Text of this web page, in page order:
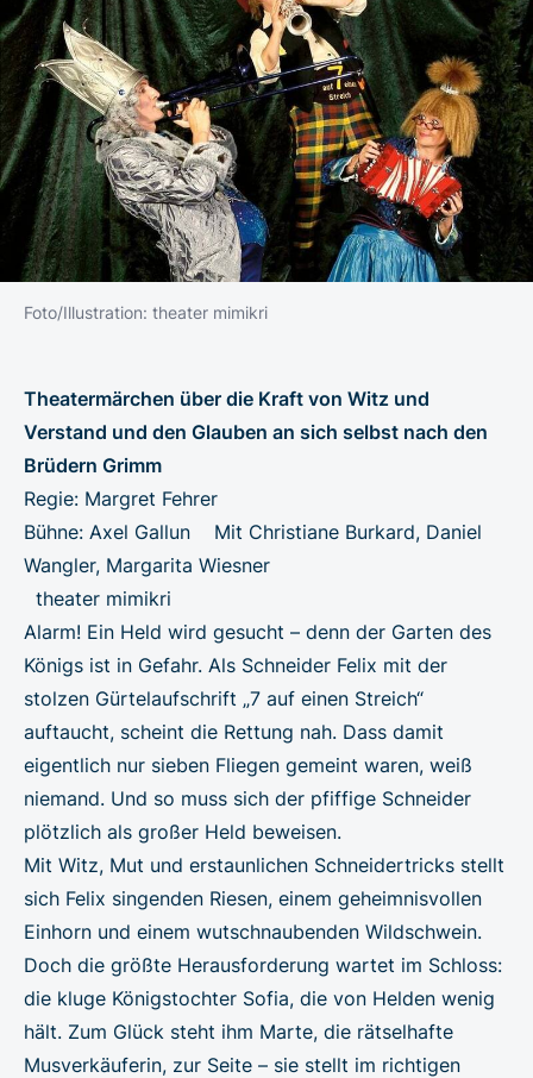
Foto/Illustration: theater mimikri
Theatermärchen über die Kraft von Witz und
Verstand und den Glauben an sich selbst nach den
Brüdern Grimm
Regie: Margret Fehrer
Bühne: Axel Gallun Mit Christiane Burkard, Daniel
Wangler, Margarita Wiesner
theater mimikri
Alarm! Ein Held wird gesucht – denn der Garten des
Königs ist in Gefahr. Als Schneider Felix mit der
stolzen Gürtelaufschrift „7 auf einen Streich“
auftaucht, scheint die Rettung nah. Dass damit
eigentlich nur sieben Fliegen gemeint waren, weiß
niemand. Und so muss sich der pfiffige Schneider
plötzlich als großer Held beweisen.
Mit Witz, Mut und erstaunlichen Schneidertricks stellt
sich Felix singenden Riesen, einem geheimnisvollen
Einhorn und einem wutschnaubenden Wildschwein.
Doch die größte Herausforderung wartet im Schloss:
die kluge Königstochter Sofia, die von Helden wenig
hält. Zum Glück steht ihm Marte, die rätselhafte
Musverkäuferin, zur Seite – sie stellt im richtigen